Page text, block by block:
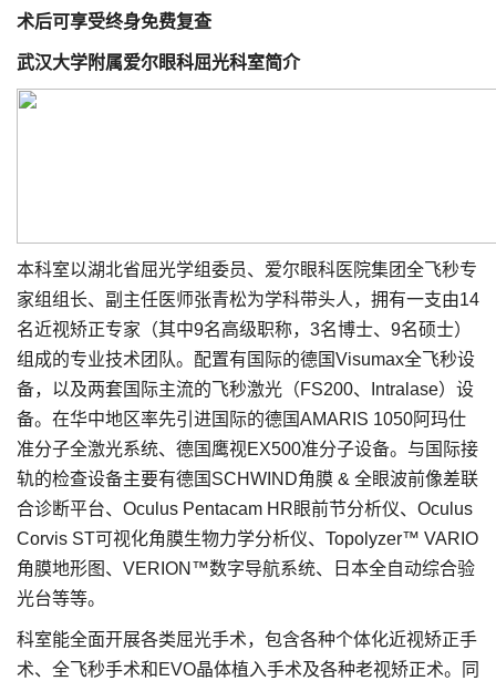
术后可享受终身免费复查
武汉大学附属爱尔眼科屈光科室简介
本科室以湖北省屈光学组委员、爱尔眼科医院集团全飞秒专
家组组长、副主任医师张青松为学科带头人，拥有一支由14
名近视矫正专家（其中9名高级职称，3名博士、9名硕士）
组成的专业技术团队。配置有国际的德国Visumax全飞秒设
备，以及两套国际主流的飞秒激光（FS200、Intralase）设
备。在华中地区率先引进国际的德国AMARIS 1050阿玛仕
准分子全激光系统、德国鹰视EX500准分子设备。与国际接
轨的检查设备主要有德国SCHWIND角膜 & 全眼波前像差联
合诊断平台、Oculus Pentacam HR眼前节分析仪、Oculus
Corvis ST可视化角膜生物力学分析仪、Topolyzer™ VARIO
角膜地形图、VERION™数字导航系统、日本全自动综合验
光台等等。
科室能全面开展各类屈光手术，包含各种个体化近视矫正手
术、全飞秒手术和EVO晶体植入手术及各种老视矫正术。同